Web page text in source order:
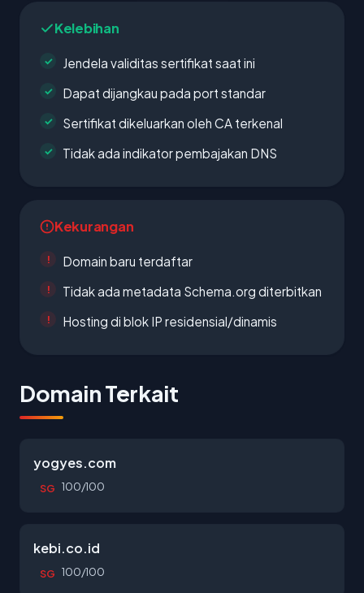
Kelebihan
Jendela validitas sertifikat saat ini
Dapat dijangkau pada port standar
Sertifikat dikeluarkan oleh CA terkenal
Tidak ada indikator pembajakan DNS
Kekurangan
Domain baru terdaftar
Tidak ada metadata Schema.org diterbitkan
Hosting di blok IP residensial/dinamis
Domain Terkait
yogyes.com
SG 100/100
kebi.co.id
SG 100/100